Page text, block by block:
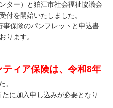
ター）と狛江市社会福祉協議会
付を開始いたしました。
保険のパンフレットと申込書
ります。
ィア保険は、 令和8年
。
に加入申し込みが必要となり